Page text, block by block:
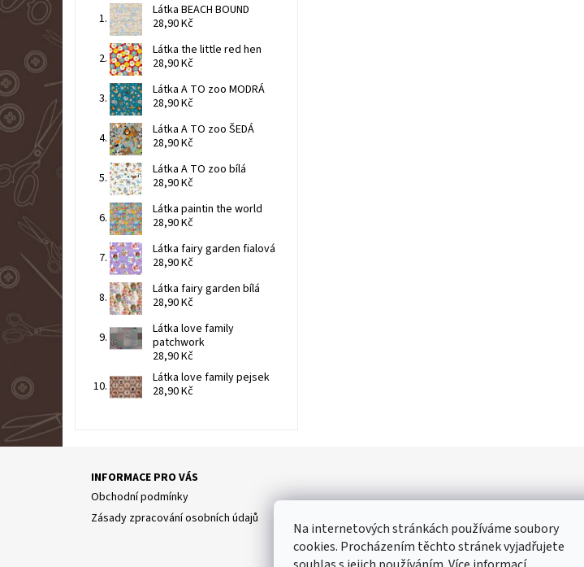
Látka BEACH BOUND
28,90 Kč
Látka the little red hen
28,90 Kč
Látka A TO zoo MODRÁ
28,90 Kč
Látka A TO zoo ŠEDÁ
28,90 Kč
Látka A TO zoo bílá
28,90 Kč
Látka paintin the world
28,90 Kč
Látka fairy garden fialová
28,90 Kč
Látka fairy garden bílá
28,90 Kč
Látka love family
patchwork
28,90 Kč
Látka love family pejsek
28,90 Kč
INFORMACE PRO VÁS
Obchodní podmínky
Zásady zpracování osobních údajů
Partneři | Toaletní papír | Ubrousky | Práce na doma
Na internetových stránkách používáme soubory
cookies. Procházením těchto stránek vyjadřujete